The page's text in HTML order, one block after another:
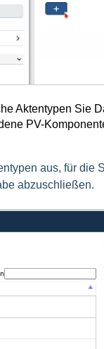
Aktentypen Sie
PV-
aus, für die
abzuschließen.